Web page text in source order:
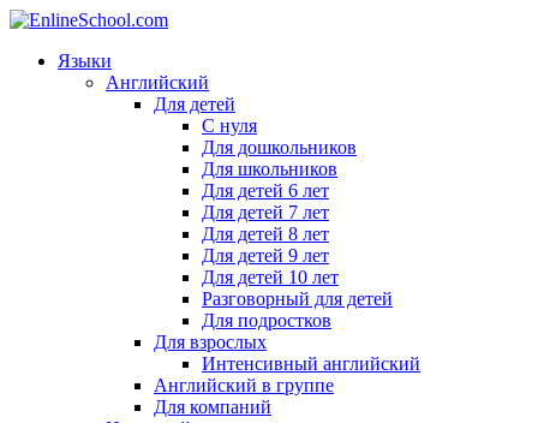
Языки
Английский
Для детей
С нуля
Для дошкольников
Для школьников
Для детей 6 лет
Для детей 7 лет
Для детей 8 лет
Для детей 9 лет
Для детей 10 лет
Разговорный для детей
Для подростков
Для взрослых
Интенсивный английский
Английский в группе
Для компаний